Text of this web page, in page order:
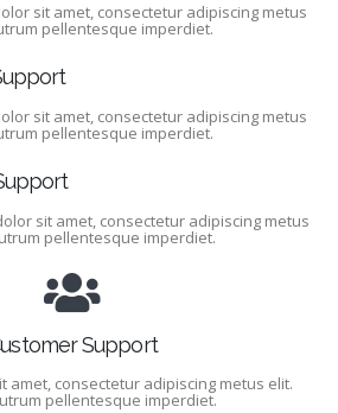
sit amet, consectetur adipiscing metus
pellentesque imperdiet.
sit amet, consectetur adipiscing metus
pellentesque imperdiet.
sit amet, consectetur adipiscing metus
pellentesque imperdiet.
Support
amet, consectetur adipiscing metus elit.
pellentesque imperdiet.